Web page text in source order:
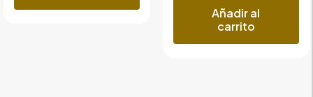
Añadir al
carrito